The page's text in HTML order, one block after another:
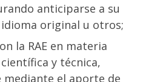
anticiparse a su
original u otros;
la RAE en materia
y técnica,
mediante el aporte de